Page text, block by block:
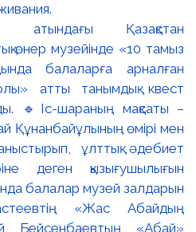
атындағы Қазақстан
өнер музейінде «10 тамыз
балаларға арналған
атты танымдық квест
🔹Іс-шараның мақсаты –
Құнанбайұлының өмірі мен
ұлттық әдебиет
деген қызығушылығын
балалар музей залдарын
«Жас Абайдың
Бейсенбаевтың «Абай»